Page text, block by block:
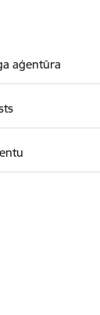
aģentūra